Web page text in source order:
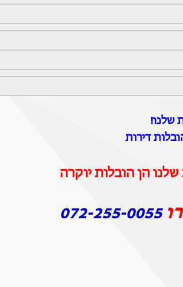
שלנו!
דירות
072-255-0055